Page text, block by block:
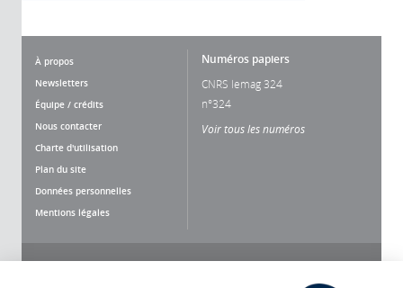
À propos
Newsletters
Équipe / crédits
Nous contacter
Charte d'utilisation
Plan du site
Données personnelles
Mentions légales
Numéros papiers
CNRS lemag 324
n°324
Voir tous les numéros